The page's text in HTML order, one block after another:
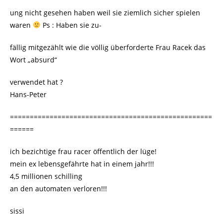
ung nicht gesehen haben weil sie ziemlich sicher spielen
waren
Ps : Haben sie zu-
fällig mitgezählt wie die völlig überforderte Frau Racek das
Wort „absurd“
verwendet hat ?
Hans-Peter
===================================================
======
ich bezichtige frau racer öffentlich der lüge!
mein ex lebensgefährte hat in einem jahr!!!
4,5 millionen schilling
an den automaten verloren!!!
sissi